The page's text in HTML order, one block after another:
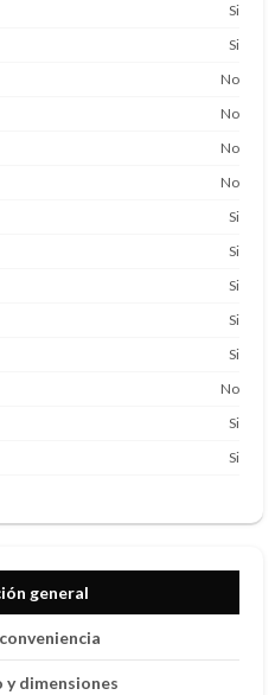
Si
Si
No
No
No
No
Si
Si
Si
Si
Si
No
Si
Si
general
y dimensiones